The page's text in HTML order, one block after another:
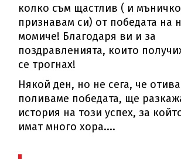
колко съм щастлив ( и
признавам си) от победата на
момиче! Благодаря ви и за
поздравленията, които
се трогнах!
Някой ден, но не сега, че
поливаме победата, ще
история на този успех, за
имат много хора....